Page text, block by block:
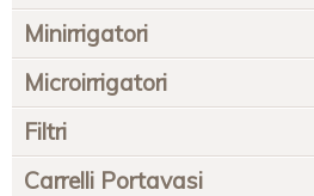
Minirrigatori
Microirrigatori
Filtri
Carrelli Portavasi